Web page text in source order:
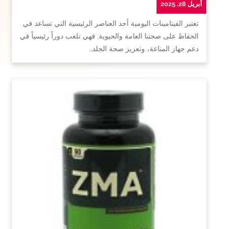
أبريل 28, 2025
تعتبر الفيتامينات اليومية أحد العناصر الرئيسية التي تساعد في
الحفاظ على صحتنا العامة والحيوية. فهي تلعب دوراً رئيسياً في
دعم جهاز المناعة، وتعزيز صحة الجلد…